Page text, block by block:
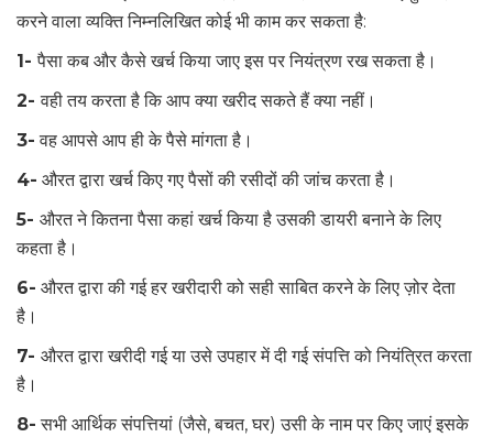
करने वाला व्यक्ति निम्नलिखित कोई भी काम कर सकता है:
1-पैसा कब और कैसे खर्च किया जाए इस पर नियंत्रण रख सकता है।
2-वही तय करता है कि आप क्या खरीद सकते हैं क्या नहीं।
3- वह आपसे आप ही के पैसे मांगता है।
4- औरत द्वारा खर्च किए गए पैसों की रसीदों की जांच करता है।
5- औरत ने कितना पैसा कहां खर्च किया है उसकी डायरी बनाने के लिए
कहता है।
6- औरत द्वारा की गई हर खरीदारी को सही साबित करने के लिए ज़ोर देता
है।
7- औरत द्वारा खरीदी गई या उसे उपहार में दी गई संपत्ति को नियंत्रित करता
है।
8- सभी आर्थिक संपत्तियां (जैसे, बचत, घर) उसी के नाम पर किए जाएं इसके